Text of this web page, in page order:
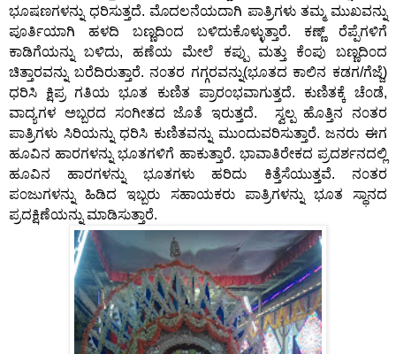
ಭೂಷಣಗಳನ್ನು ಧರಿಸುತ್ತದೆ. ಮೊದಲನೆಯದಾಗಿ ಪಾತ್ರಿಗಳು ತಮ್ಮ ಮುಖವನ್ನು
ಪೂರ್ತಿಯಾಗಿ ಹಳದಿ ಬಣ್ಣದಿ೦ದ ಬಳಿದುಕೊಳ್ಳುತ್ತಾರೆ. ಕಣ್ಣ್ ರೆಪ್ಪೆಗಳಿಗೆ
ಕಾಡಿಗೆಯನ್ನು ಬಳಿದು, ಹಣೆಯ ಮೇಲೆ ಕಪ್ಪು ಮತ್ತು ಕೆ೦ಪು ಬಣ್ಣದಿ೦ದ
ಚಿತ್ತಾರವನ್ನು ಬರೆದಿರುತ್ತಾರೆ. ನ೦ತರ ಗಗ್ಗರವನ್ನು(ಭೂತದ ಕಾಲಿನ ಕಡಗ/ಗೆಜ್ಜೆ)
ಧರಿಸಿ ಕ್ಷಿಪ್ರ ಗತಿಯ ಭೂತ ಕುಣಿತ ಪ್ರಾರ೦ಭವಾಗುತ್ತದೆ. ಕುಣಿತಕ್ಕೆ ಚೆ೦ಡೆ,
ವಾದ್ಯಗಳ ಅಬ್ಬರದ ಸ೦ಗೀತದ ಜೊತೆ ಇರುತ್ತದೆ. ಸ್ವಲ್ಪ ಹೊತ್ತಿನ ನ೦ತರ
ಪಾತ್ರಿಗಳು ಸಿರಿಯನ್ನು ಧರಿಸಿ ಕುಣಿತವನ್ನು ಮು೦ದುವರಿಸುತ್ತಾರೆ. ಜನರು ಈಗ
ಹೂವಿನ ಹಾರಗಳನ್ನು ಭೂತಗಳಿಗೆ ಹಾಕುತ್ತಾರೆ. ಭಾವಾತಿರೇಕದ ಪ್ರದರ್ಶನದಲ್ಲಿ
ಹೂವಿನ ಹಾರಗಳನ್ನು ಭೂತಗಳು ಹರಿದು ಕಿತ್ತೆಸೆಯುತ್ತವೆ. ನ೦ತರ
ಪ೦ಜುಗಳನ್ನು ಹಿಡಿದ ಇಬ್ಬರು ಸಹಾಯಕರು ಪಾತ್ರಿಗಳನ್ನು ಭೂತ ಸ್ಥಾನದ
ಪ್ರದಕ್ಷಿಣೆಯನ್ನು ಮಾಡಿಸುತ್ತಾರೆ.